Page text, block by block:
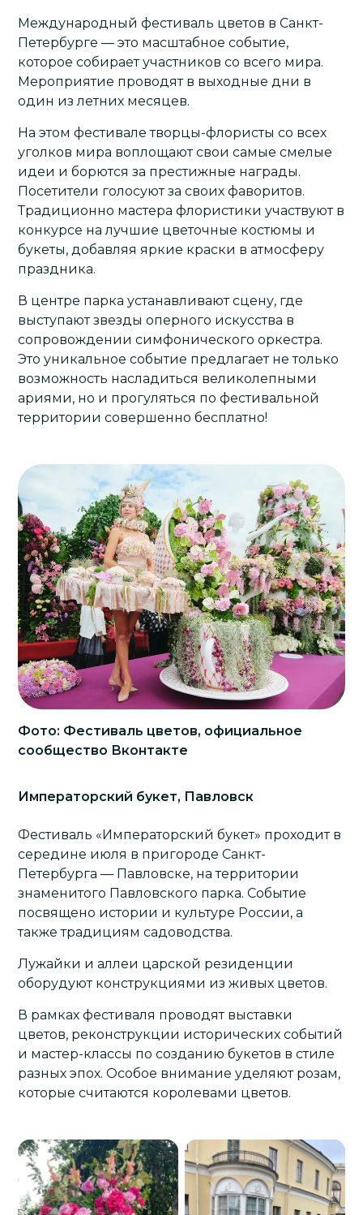
Международный фестиваль цветов в Санкт-
Петербурге — это масштабное событие,
которое собирает участников со всего мира.
Мероприятие проводят в выходные дни в
один из летних месяцев.
На этом фестивале творцы-флористы со всех
уголков мира воплощают свои самые смелые
идеи и борются за престижные награды.
Посетители голосуют за своих фаворитов.
Традиционно мастера флористики участвуют в
конкурсе на лучшие цветочные костюмы и
букеты, добавляя яркие краски в атмосферу
праздника.
В центре парка устанавливают сцену, где
выступают звезды оперного искусства в
сопровождении симфонического оркестра.
Это уникальное событие предлагает не только
возможность насладиться великолепными
ариями, но и прогуляться по фестивальной
территории совершенно бесплатно!
Фото: Фестиваль цветов, официальное
сообщество Вконтакте
Императорский букет, Павловск
Фестиваль «Императорский букет» проходит в
середине июля в пригороде Санкт-
Петербурга — Павловске, на территории
знаменитого Павловского парка. Событие
посвящено истории и культуре России, а
также традициям садоводства.
Лужайки и аллеи царской резиденции
оборудуют конструкциями из живых цветов.
В рамках фестиваля проводят выставки
цветов, реконструкции исторических событий
и мастер-классы по созданию букетов в стиле
разных эпох. Особое внимание уделяют розам,
которые считаются королевами цветов.